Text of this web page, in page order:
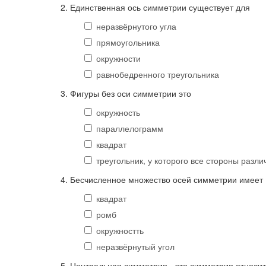
2. Единственная ось симметрии существует для
неразвёрнутого угла
прямоугольника
окружности
равнобедренного треугольника
3. Фигуры без оси симметрии это
окружность
параллелограмм
квадрат
треугольник, у которого все стороны
4. Бесчисленное множество осей симметрии имеет
квадрат
ромб
окружностть
неразвёрнутый угол